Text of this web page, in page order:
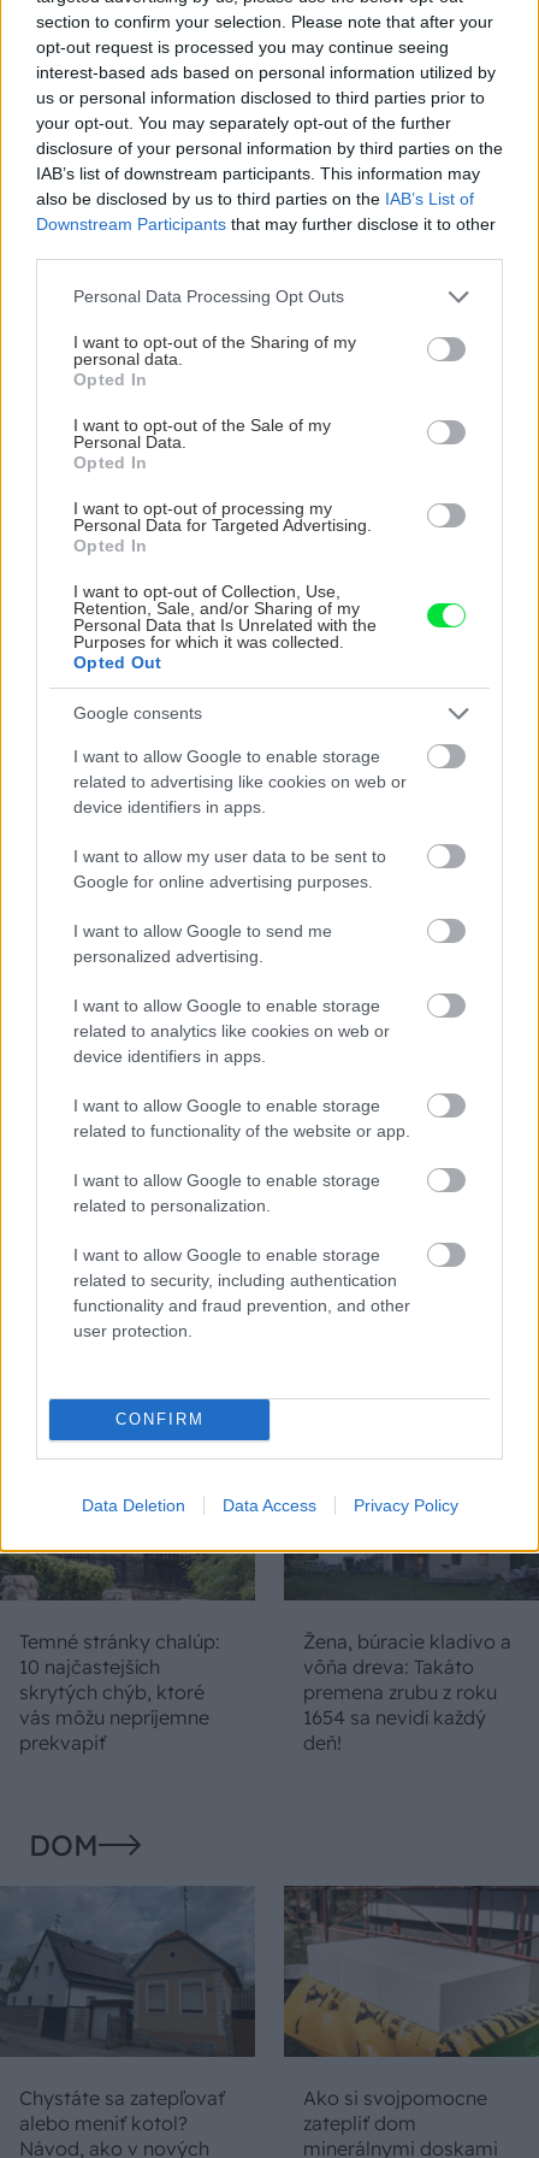
section to confirm your selection. Please note that after your
opt-out request is processed you may continue seeing
interest-based ads based on personal information utilized by
us or personal information disclosed to third parties prior to
your opt-out. You may separately opt-out of the further
disclosure of your personal information by third parties on the
IAB’s list of downstream participants. This information may
also be disclosed by us to third parties on the IAB’s List of
Downstream Participants that may further disclose it to other
Please note that this website/app uses one or more Google
not limited to your visit or usage behaviour. You may click to
grant or deny consent to Google and its third-party tags to
use your data for below specified purposes in below Google
consent section.
Personal Data Processing Opt Outs
I want to opt-out of the Sharing of my
personal data.
Opted In
I want to opt-out of the Sale of my
Personal Data.
Opted In
I want to opt-out of processing my
Personal Data for Targeted Advertising.
Opted In
I want to opt-out of Collection, Use,
Retention, Sale, and/or Sharing of my
Personal Data that Is Unrelated with the
Purposes for which it was collected.
Opted Out
Google consents
I want to allow Google to enable storage
related to advertising like cookies on web or
device identifiers in apps.
I want to allow my user data to be sent to
Google for online advertising purposes.
I want to allow Google to send me
personalized advertising.
I want to allow Google to enable storage
related to analytics like cookies on web or
device identifiers in apps.
I want to allow Google to enable storage
related to functionality of the website or app.
I want to allow Google to enable storage
related to personalization.
I want to allow Google to enable storage
related to security, including authentication
functionality and fraud prevention, and other
user protection.
CONFIRM
Data Deletion Data Access Privacy Policy
vám ušetria čas v stavebninách aj pri práci
doba schnutia tak 15 minut , k tomu vodotesné s
kryštálikou. A rozdiel - schnutie a zretie. Nič?
Záhradné ležadlá v obchodoch sú predražené. Toto si
vyrobíte pod 140 eur a je oveľa pohodlnejšie!
Žiadne čapovanie alebo zadlabávanie, všetko len na
čínske skrutky. Alternatíva slovenskej IKEI - čo sa týka
pevnosti. Autor si nedal veľa námahy s remeselným
spracovaním, škoda. No lepšie než ten odpad z DTD
predávaný v Kauflande alebo Lídli.
ZÁHRADA
5 trvaliek s
ktoré dodajú vášmu
záhonu celosezónny
vysaďte na miesta, na
ktoré slnko svieti celý
levanduľa! 7 fialových
krások, ktoré rozžiaria
vašu záhradu
ochabnuté izbové
rastliny? Pravda vás
možno prekvapí
CHALUPA
Na Morave prerobila
starú chalupu na
nepoznanie: Keď
vojdete dnu, zabudnete,
S motorovou pílou sa
dokáže aj podpísať.
Slovák sa nebál a v
Temné stránky chalúp:
10 najčastejších
skrytých chýb, ktoré
vás môžu nepríjemne
prekvapiť
Žena, búracie kladivo a
vôňa dreva: Takáto
premena zrubu z roku
1654 sa nevidí každý
deň!
DOM
Chystáte sa zatepľovať
alebo meniť kotol?
Návod, ako v nových
Ako si svojpomocne
zatepliť dom
minerálnymi doskami